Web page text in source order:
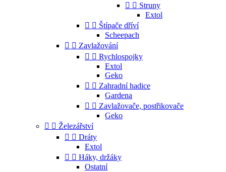
  Struny
Extol
  Štípače dříví
Scheepach
  Zavlažování
  Rychlospojky
Extol
Geko
  Zahradní hadice
Gardena
  Zavlažovače, postřikovače
Geko
  Železářství
  Dráty
Extol
  Háky, držáky
Ostatní